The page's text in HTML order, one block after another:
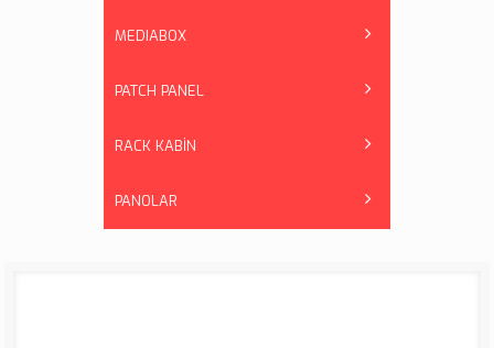
MEDIABOX
PATCH PANEL
RACK KABİN
PANOLAR